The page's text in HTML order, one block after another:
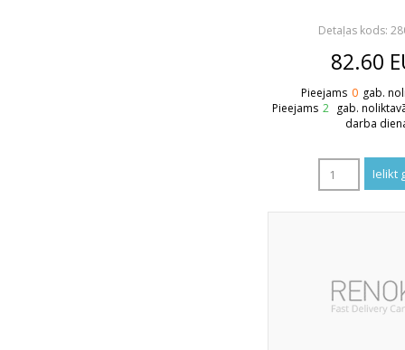
Detaļas kods:
82.60
Pieejams 0 gab.
Pieejams 2 gab.
darba